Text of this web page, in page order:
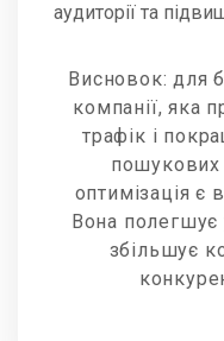
аудиторії та
Висновок: для
компанії, яка
трафік і
пошукових
оптимізація є
Вона полегшує
збільшує